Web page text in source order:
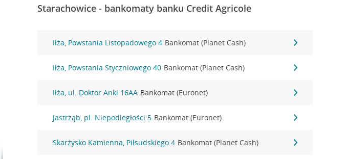
Starachowice - bankomaty banku Credit Agricole
Iłża, Powstania Listopadowego 4 Bankomat (Planet Cash)
Iłża, Powstania Styczniowego 40 Bankomat (Planet Cash)
Iłża, ul. Doktor Anki 16AA Bankomat (Euronet)
Jastrząb, pl. Niepodległości 5 Bankomat (Euronet)
Skarżysko Kamienna, Piłsudskiego 4 Bankomat (Planet Cash)